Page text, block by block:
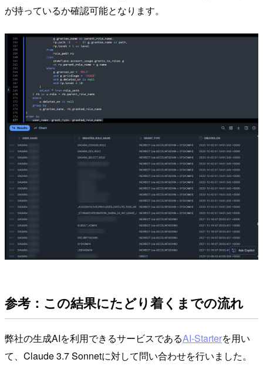
が持っているか確認可能となります。
参考：この結果にたどり着くまでの流れ
弊社の生成AIを利用できるサービスであるAI-Starterを用い
て、Claude 3.7 Sonnetに対して問い合わせを行いました。